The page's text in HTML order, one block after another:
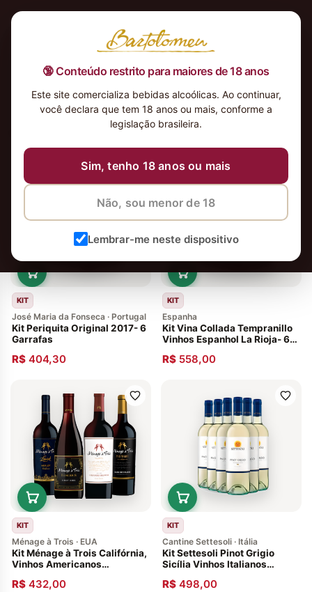
🔞 Conteúdo restrito para maiores de 18 anos
Este site comercializa bebidas alcoólicas. Ao continuar,
você declara que tem 18 anos ou mais, conforme a
legislação brasileira.
Sim, tenho 18 anos ou mais
Não, sou menor de 18
Lembrar-me neste dispositivo
KIT
José Maria da Fonseca · Portugal
Kit Periquita Original 2017- 6
Garrafas
R$ 404,30
KIT
Espanha
Kit Vina Collada Tempranillo
Vinhos Espanhol La Rioja- 6
R$ 558,00
KIT
Ménage à Trois · EUA
Kit Ménage à Trois Califórnia,
Vinhos Americanos
R$ 432,00
KIT
Cantine Settesoli · Itália
Kit Settesoli Pinot Grigio
Sicília Vinhos Italianos
R$ 498,00